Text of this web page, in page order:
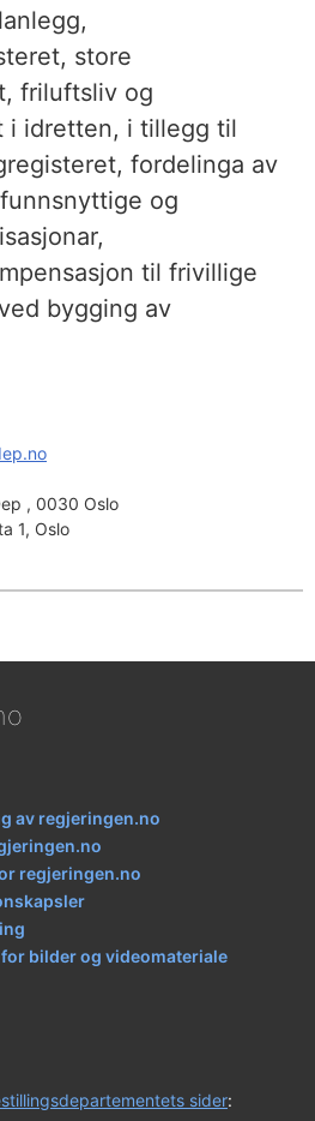
store
friluftsliv og
i idretten, i tillegg til
fordelinga av
og
til frivillige
bygging av
, 0030 Oslo
1, Oslo
av regjeringen.no
regjeringen.no
bilder og videomateriale
sider: